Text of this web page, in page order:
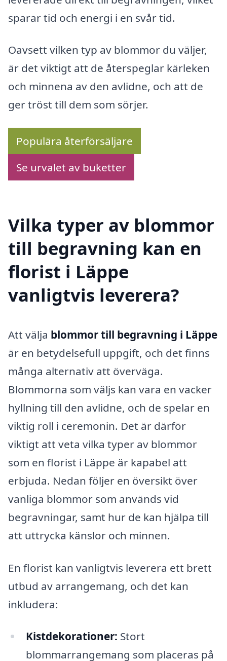
sparar tid och energi i en svår tid.
Oavsett vilken typ av blommor du väljer,
är det viktigt att de återspeglar kärleken
och minnena av den avlidne, och att de
ger tröst till dem som sörjer.
Populära återförsäljare
Se urvalet av buketter
Vilka typer av blommor
till begravning kan en
florist i Läppe
vanligtvis leverera?
Att välja blommor till begravning i Läppe
är en betydelsefull uppgift, och det finns
många alternativ att överväga.
Blommorna som väljs kan vara en vacker
hyllning till den avlidne, och de spelar en
viktig roll i ceremonin. Det är därför
viktigt att veta vilka typer av blommor
som en florist i Läppe är kapabel att
erbjuda. Nedan följer en översikt över
vanliga blommor som används vid
begravningar, samt hur de kan hjälpa till
att uttrycka känslor och minnen.
En florist kan vanligtvis leverera ett brett
utbud av arrangemang, och det kan
inkludera:
Kistdekorationer: Stort
blommarrangemang som placeras på